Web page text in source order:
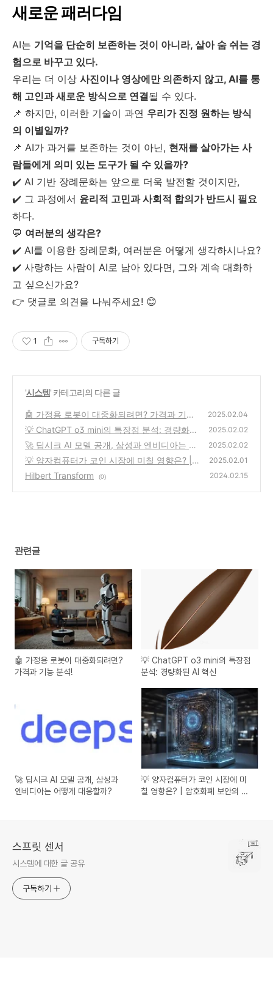
새로운 패러다임
AI는 기억을 단순히 보존하는 것이 아니라, 살아 숨 쉬는 경
험으로 바꾸고 있다.
우리는 더 이상 사진이나 영상에만 의존하지 않고, AI를 통
해 고인과 새로운 방식으로 연결될 수 있다.
📌 하지만, 이러한 기술이 과연 우리가 진정 원하는 방식
의 이별일까?
📌 AI가 과거를 보존하는 것이 아닌, 현재를 살아가는 사
람들에게 의미 있는 도구가 될 수 있을까?
✔️ AI 기반 장례문화는 앞으로 더욱 발전할 것이지만,
✔️ 그 과정에서 윤리적 고민과 사회적 합의가 반드시 필요
하다.
💬 여러분의 생각은?
✔️ AI를 이용한 장례문화, 여러분은 어떻게 생각하시나요?
✔️ 사랑하는 사람이 AI로 남아 있다면, 그와 계속 대화하
고 싶으신가요?
👉 댓글로 의견을 나눠주세요! 😊
1 구독하기
'시스템' 카테고리의 다른 글
🤖 가정용 로봇이 대중화되려면? 가격과 기능
분석!
(1)
2025.02.04
💡 ChatGPT o3 mini의 특장점 분석: 경량화된
AI 혁신
(0)
2025.02.02
🚀 딥시크 AI 모델 공개, 삼성과 엔비디아는 어
떻게 대응할까?
(0)
2025.02.02
💡 양자컴퓨터가 코인 시장에 미칠 영향은? |
암호화폐 보안의 위기와 기회
2025.02.01
Hilbert Transform (0) 2024.02.15
관련글
🤖 가정용 로봇이 대중화되려면?
가격과 기능 분석!
💡 ChatGPT o3 mini의 특장점
분석: 경량화된 AI 혁신
🚀 딥시크 AI 모델 공개, 삼성과
엔비디아는 어떻게 대응할까?
💡 양자컴퓨터가 코인 시장에 미
칠 영향은? | 암호화폐 보안의 위
스프릿 센서
시스템에 대한 글 공유
구독하기